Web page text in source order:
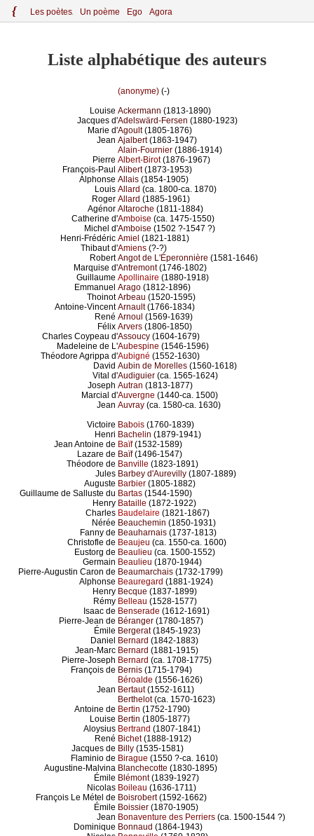
{ Les poètes Un poème Ego Agora
Liste alphabétique des auteurs
(anonyme) (-)
Louise Ackermann (1813-1890)
Jacques d'Adelswärd-Fersen (1880-1923)
Marie d'Agoult(1805-1876)
Jean Ajalbert(1863-1947)
Alain-Fournier (1886-1914)
Pierre Albert-Birot(1876-1967)
François-Paul Alibert(1873-1953)
Alphonse Allais (1854-1905)
Louis Allard (ca. 1800-ca. 1870)
Roger Allard (1885-1961)
Agénor Altaroche (1811-1884)
Catherine d'Amboise (ca. 1475-1550)
Michel d'Amboise (1502 ?-1547 ?)
Henri-Frédéric Amiel (1821-1881)
Thibaut d'Amiens (?-?)
RobertAngot de L'Éperonnière (1581-1646)
Marquise d'Antremont(1746-1802)
Guillaume Apollinaire (1880-1918)
Emmanuel Arago (1812-1896)
ThoinotArbeau (1520-1595)
Antoine-VincentArnault(1766-1834)
René Arnoul (1569-1639)
Félix Arvers (1806-1850)
Charles Coypeau d'Assoucy (1604-1679)
Madeleine de L'Aubespine (1546-1596)
Théodore Agrippa d'Aubigné (1552-1630)
David Aubin de Morelles (1560-1618)
Vital d'Audiguier (ca. 1565-1624)
Joseph Autran (1813-1877)
Marcial d'Auvergne (1440-ca. 1500)
Jean Auvray (ca. 1580-ca. 1630)
Victoire Babois (1760-1839)
Henri Bachelin (1879-1941)
Jean Antoine de Baïf(1532-1589)
Lazare de Baïf(1496-1547)
Théodore de Banville (1823-1891)
Jules Barbey d'Aurevilly (1807-1889)
Auguste Barbier (1805-1882)
Guillaume de Salluste du Bartas (1544-1590)
Henry Bataille (1872-1922)
Charles Baudelaire (1821-1867)
Nérée Beauchemin (1850-1931)
Fanny de Beauharnais (1737-1813)
Christofle de Beaujeu (ca. 1550-ca. 1600)
Eustorg de Beaulieu (ca. 1500-1552)
Germain Beaulieu (1870-1944)
Pierre-Augustin Caron de Beaumarchais (1732-1799)
Alphonse Beauregard (1881-1924)
Henry Becque (1837-1899)
Rémy Belleau (1528-1577)
Isaac de Benserade (1612-1691)
Pierre-Jean de Béranger (1780-1857)
Émile Bergerat(1845-1923)
Daniel
Bernard (1842-1883)
Jean-Marc Bernard (1881-1915)
Pierre-Joseph Bernard (ca. 1708-1775)
François de Bernis (1715-1794)
Béroalde (1556-1626)
Jean Bertaut(1552-1611)
Berthelot(ca. 1570-1623)
Antoine de Bertin (1752-1790)
Louise Bertin (1805-1877)
Aloysius Bertrand (1807-1841)
René Bichet(1888-1912)
Jacques de Billy (1535-1581)
Flaminio de Birague (1550 ?-ca. 1610)
Augustine-Malvina Blanchecotte (1830-1895)
Émile Blémont(1839-1927)
Nicolas Boileau (1636-1711)
François Le Métel de Boisrobert(1592-1662)
Émile Boissier (1870-1905)
Jean Bonaventure des Perriers (ca. 1500-1544 ?)
Dominique Bonnaud (1864-1943)